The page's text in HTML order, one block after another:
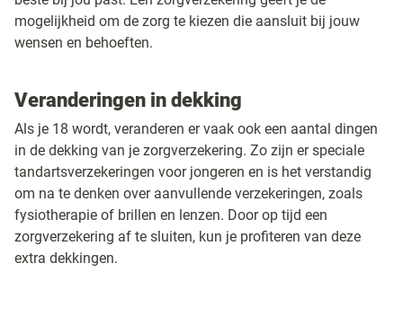
mogelijkheid om de zorg te kiezen die aansluit bij jouw
wensen en behoeften.
Veranderingen in dekking
Als je 18 wordt, veranderen er vaak ook een aantal dingen
in de dekking van je zorgverzekering. Zo zijn er speciale
tandartsverzekeringen voor jongeren en is het verstandig
om na te denken over aanvullende verzekeringen, zoals
fysiotherapie of brillen en lenzen. Door op tijd een
zorgverzekering af te sluiten, kun je profiteren van deze
extra dekkingen.